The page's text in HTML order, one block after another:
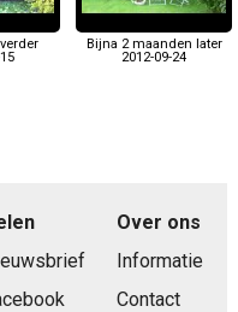
Bijna 2 maanden later
2012-09-24
Over ons
Informatie
Contact